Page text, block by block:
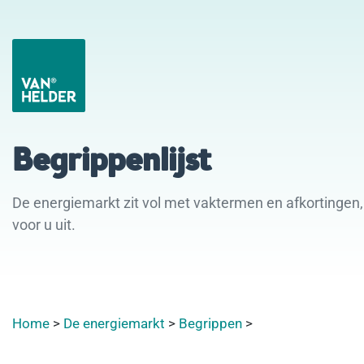
Begrippenlijst
De energiemarkt zit vol met vaktermen en
voor u uit.
Home > De energiemarkt > Begrippen >